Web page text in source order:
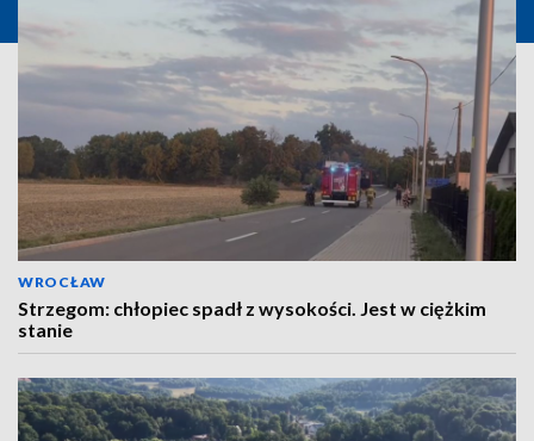
WROCŁAW
Strzegom: chłopiec spadł z wysokości. Jest w ciężkim
stanie